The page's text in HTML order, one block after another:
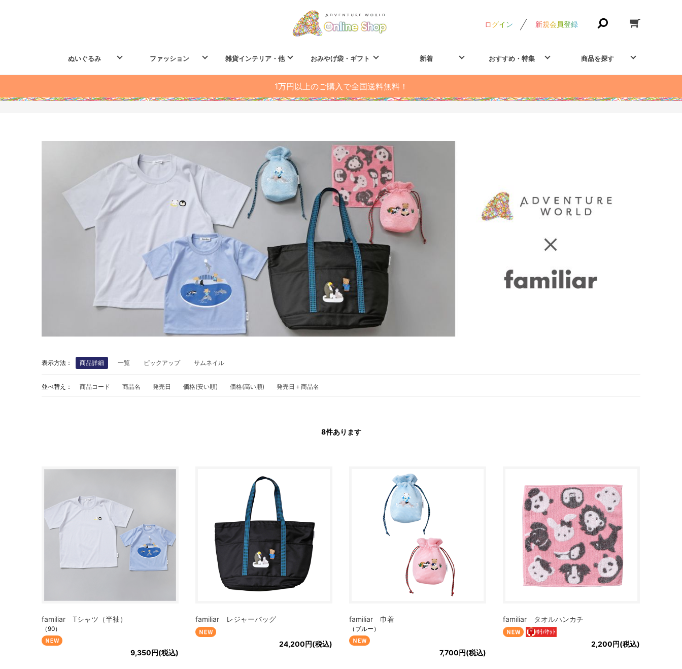
ログイン 新規会員登録
ぬいぐるみ ファッション 雑貨インテリア・他 おみやげ袋・ギフト 新着 おすすめ・特集 商品を探す
1万円以上のご購入で全国送料無料！
表示方法： 商品詳細 一覧 ピックアップ サムネイル
並べ替え： 商品コード 商品名 発売日 価格(安い順) 価格(高い順) 発売日＋商品名
8件あります
familiar Tシャツ（半袖）
（90）
9,350円(税込)
familiar レジャーバッグ
24,200円(税込)
familiar 巾着
（ブルー）
7,700円(税込)
familiar タオルハンカチ
2,200円(税込)